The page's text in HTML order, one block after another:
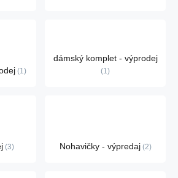
1
dámský komplet - výprodej
1
3 Nohavičky - výpredaj 2